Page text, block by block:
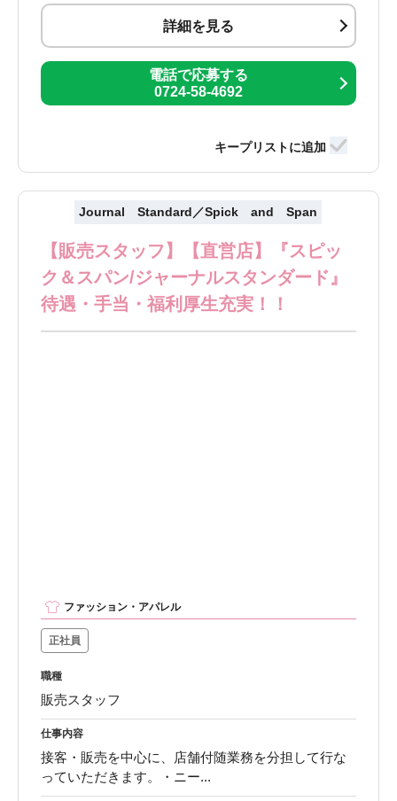
詳細を見る
電話で応募する
0724-58-4692
Journal Standard／Spick and Span
【販売スタッフ】【直営店】『スピッ
ク＆スパン/ジャーナルスタンダード』
待遇・手当・福利厚生充実！！
ファッション・アパレル
正社員
職種
販売スタッフ
仕事内容
接客・販売を中心に、店舗付随業務を分担して行な
っていただきます。・ニー...